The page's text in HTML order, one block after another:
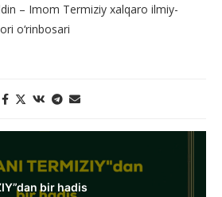
– Imom Termiziy xalqaro ilmiy-
o‘rinbosari
bir hadis